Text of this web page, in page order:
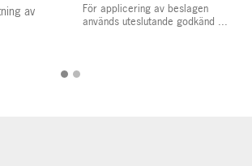
av
För applicering av beslagen
används uteslutande godkänd ...